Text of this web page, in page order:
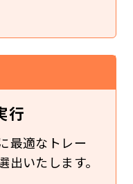
行
最適なトレー
いたします。